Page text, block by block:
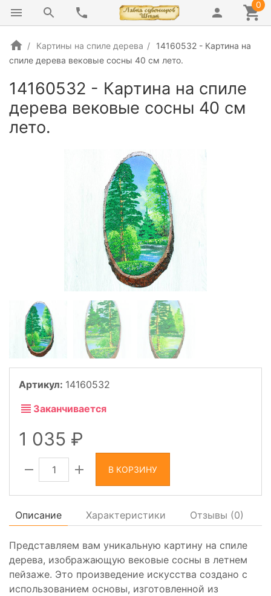
0
Картины на спиле дерева
14160532 - Картина на
спиле дерева вековые сосны 40 см лето.
14160532 - Картина на спиле
дерева вековые сосны 40 см
лето.
Артикул: 14160532
Заканчивается
1 035
В КОРЗИНУ
Описание Характеристики Отзывы (0)
Представляем вам уникальную картину на спиле
дерева, изображающую вековые сосны в летнем
пейзаже. Это произведение искусства создано с
использованием основы, изготовленной из